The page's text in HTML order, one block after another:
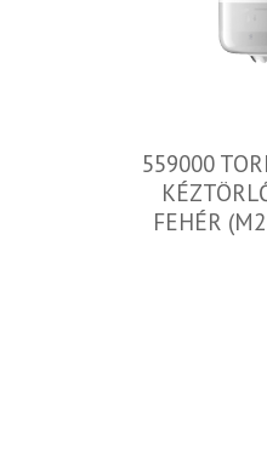
559000
FEHÉR